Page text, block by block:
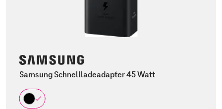
Samsung Schnellladeadapter 45 Watt